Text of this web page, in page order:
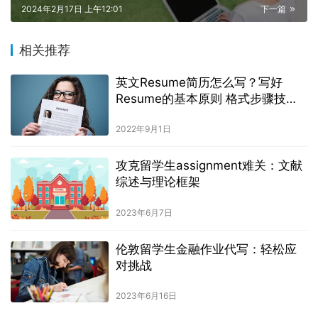
下一篇
2024年2月17日 上午12:01
相关推荐
英文Resume简历怎么写？写好
Resume的基本原则 格式步骤技巧
2022年9月1日
攻克留学生assignment难关：文献
综述与理论框架
2023年6月7日
伦敦留学生金融作业代写：轻松应
对挑战
2023年6月16日